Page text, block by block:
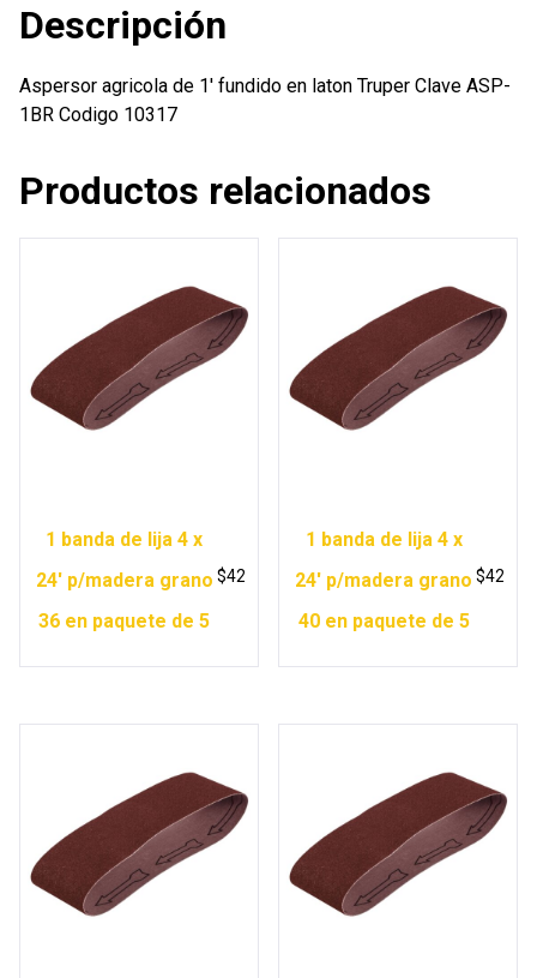
Descripción
Aspersor agricola de 1′ fundido en laton Truper Clave ASP-
1BR Codigo 10317
Productos relacionados
1 banda de lija 4 x
24′ p/madera grano
36 en paquete de 5
$42
1 banda de lija 4 x
24′ p/madera grano
40 en paquete de 5
$42